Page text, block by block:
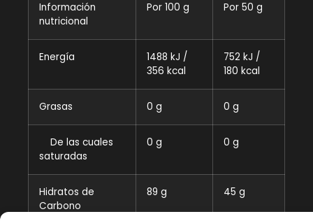
Información
nutricional
Por 100 g Por 50 g
Energía
1488 kJ /
356 kcal
752 kJ /
180 kcal
Grasas 0 g 0 g
De las cuales
saturadas
0 g 0 g
Hidratos de
Carbono
89 g 45 g